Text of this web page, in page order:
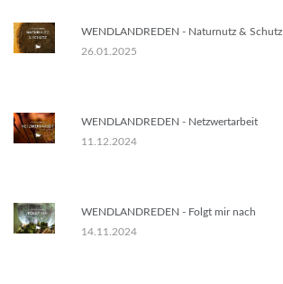
WENDLANDREDEN - Naturnutz & Schutz
26.01.2025
WENDLANDREDEN - Netzwertarbeit
11.12.2024
WENDLANDREDEN - Folgt mir nach
14.11.2024